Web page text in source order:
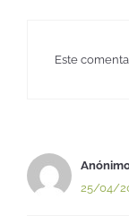
Este
25/04/